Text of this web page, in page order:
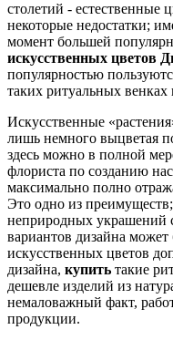
столетий - естественные
некоторые недостатки;
момент большей
искусственных цветов
популярностью
таких ритуальных венках
Искусственные
лишь немного выцветая
здесь можно в полной
флориста по созданию
максимально полно
Это одно из
неприродных украшений
вариантов дизайна
искусственных цветов
дизайна, купить такие
дешевле изделий из
немаловажный факт,
продукции.